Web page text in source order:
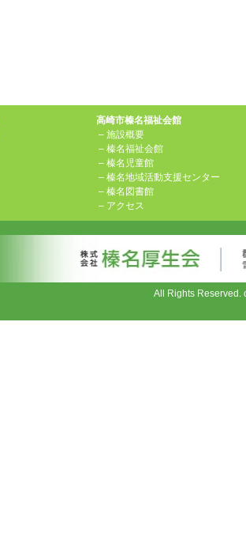
高崎市榛名福祉会館
– 施設概要
– 榛名福祉会館
– 榛名児童館
– 榛名地域活動支援センター
– 榛名図書館
– アクセス
All Rights Reserved.